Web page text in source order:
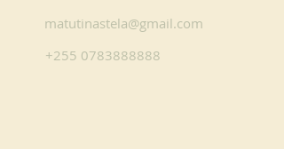
matutinastela@gmail.com
+255 0783888888